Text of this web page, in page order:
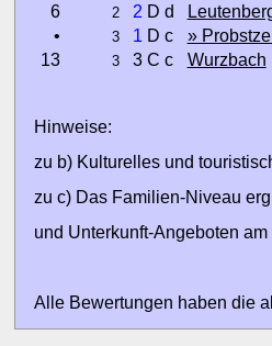
6 2 2 D d
• 3 1 D c »
13 3 3 C c Wurzbach
Hinweise:
zu b) Kulturelles und
zu c) Das Familien-Niveau
und Unterkunft-Angeboten am
Alle Bewertungen haben die